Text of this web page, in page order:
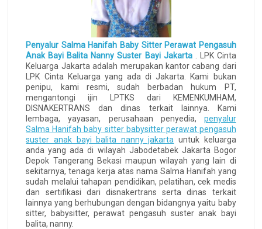
Penyalur Salma Hanifah Baby Sitter Perawat Pengasuh
Anak Bayi Balita Nanny Suster Bayi Jakarta. LPK Cinta
Keluarga Jakarta adalah merupakan kantor cabang dari
LPK Cinta Keluarga yang ada di Jakarta. Kami bukan
penipu, kami resmi, sudah berbadan hukum PT,
mengantongi ijin LPTKS dari KEMENKUMHAM,
DISNAKERTRANS dan dinas terkait lainnya. Kami
lembaga, yayasan, perusahaan penyedia, penyalur
Salma Hanifah baby sitter babysitter perawat pengasuh
suster anak bayi balita nanny jakarta untuk keluarga
anda yang ada di wilayah Jabodetabek Jakarta Bogor
Depok Tangerang Bekasi maupun wilayah yang lain di
sekitarnya, tenaga kerja atas nama Salma Hanifah yang
sudah melalui tahapan pendidikan, pelatihan, cek medis
dan sertifikasi dari disnakertrans serta dinas terkait
lainnya yang berhubungan dengan bidangnya yaitu baby
sitter, babysitter, perawat pengasuh suster anak bayi
balita, nanny.